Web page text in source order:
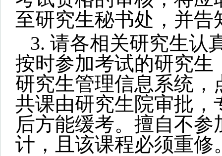
至研究生秘书处，并告
3. 请各相关研究生认
按时参加考试的研究生
研究生管理信息系统，
共课由研究生院审批
后方能缓考。擅自不
计，且该课程必须重修